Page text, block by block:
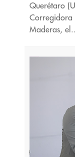
Querétaro
Corregidora
Maderas,